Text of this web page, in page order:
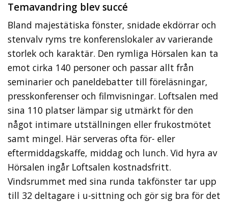
Temavandring blev succé
Bland majestätiska fönster, snidade ekdörrar och
stenvalv ryms tre konferenslokaler av varierande
storlek och karaktär. Den rymliga Hörsalen kan ta
emot cirka 140 personer och passar allt från
seminarier och paneldebatter till föreläsningar,
presskonferenser och filmvisningar. Loftsalen med
sina 110 platser lämpar sig utmärkt för den
något intimare utställningen eller frukostmötet
samt mingel. Här serveras ofta för- eller
eftermiddagskaffe, middag och lunch. Vid hyra av
Hörsalen ingår Loftsalen kostnadsfritt.
Vindsrummet med sina runda takfönster tar upp
till 32 deltagare i u-sittning och gör sig bra för det